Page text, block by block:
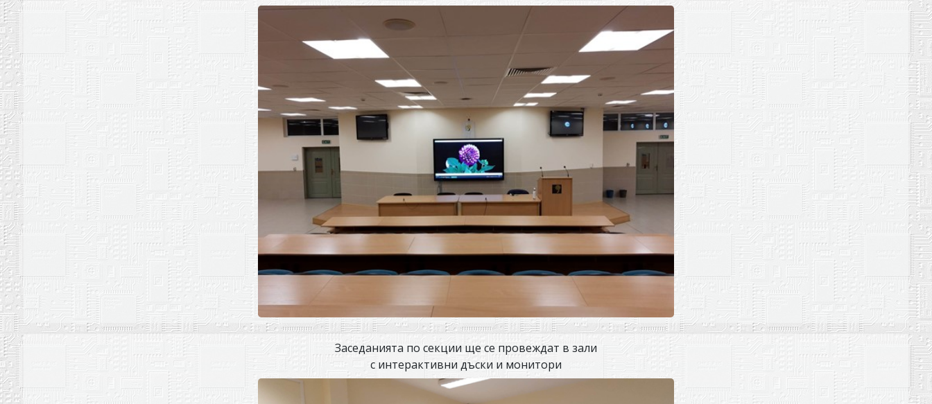
Заседанията по секции ще се провеждат в зали
с интерактивни дъски и монитори